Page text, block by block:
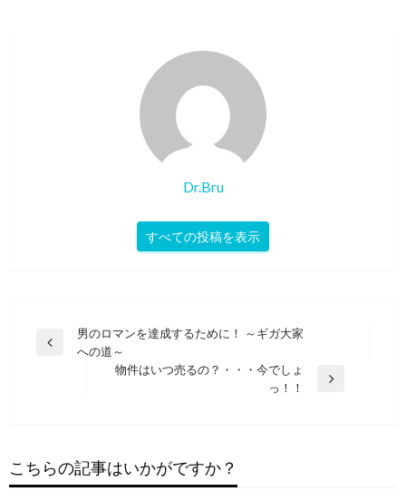
Dr.Bru
すべての投稿を表示
投
ー
シ
男のロマンを達成するために！ ～ギガ大家
への道～
物件はいつ売るの？・・・今でしょ
っ！！
こちらの記事はいかがですか？